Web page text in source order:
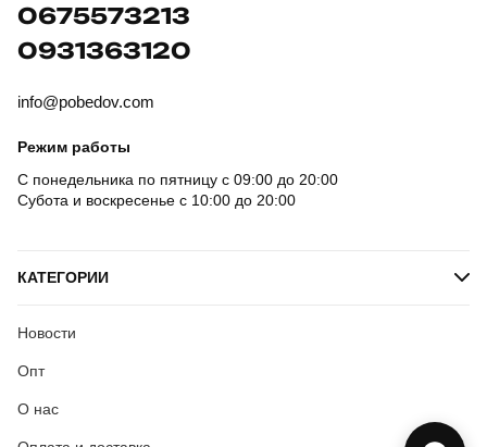
0675573213
0931363120
info@pobedov.com
Режим работы
С понедельника по пятницу с 09:00 до 20:00
Субота и воскресенье с 10:00 до 20:00
КАТЕГОРИИ
Новости
Опт
О нас